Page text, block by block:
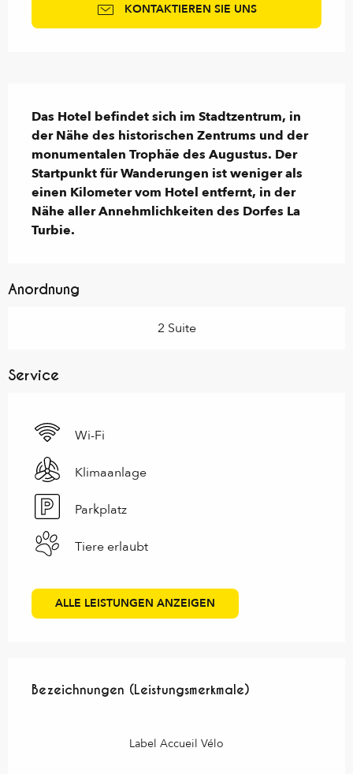
KONTAKTIEREN SIE UNS
Das Hotel befindet sich im Stadtzentrum, in
der Nähe des historischen Zentrums und der
monumentalen Trophäe des Augustus. Der
Startpunkt für Wanderungen ist weniger als
einen Kilometer vom Hotel entfernt, in der
Nähe aller Annehmlichkeiten des Dorfes La
Turbie.
Anordnung
2 Suite
Service
Wi-Fi
Klimaanlage
Parkplatz
Tiere erlaubt
ALLE LEISTUNGEN ANZEIGEN
Bezeichnungen (Leistungsmerkmale)
Bezeichnungen (Leistungsmerkmale)
Label Accueil Vélo